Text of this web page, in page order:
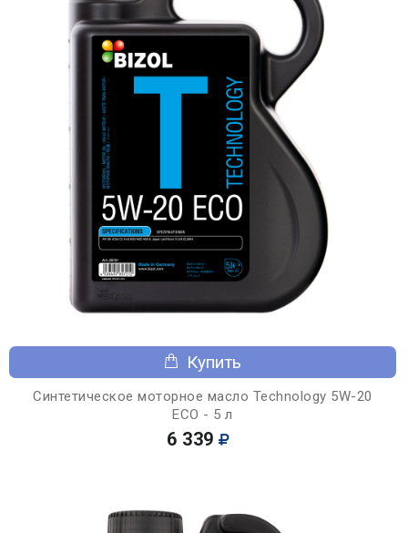
Купить
Синтетическое моторное масло Technology 5W-20
ECO - 5 л
6 339